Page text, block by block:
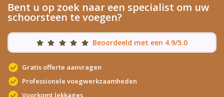
Bent u op zoek naar een specialist om uw
schoorsteen te voegen?
Beoordeeld met een 4.9/5.0
Gratis offerte aanvragen
Professionele voegwerkzaamheden
Voorkomt lekkages